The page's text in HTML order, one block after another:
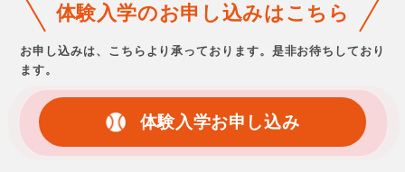
体験入学のお申し込みはこちら
お申し込みは、こちらより承っております。 是非お待ちしており
ます。
体験入学お申し込み